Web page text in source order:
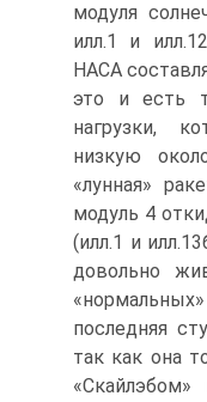
модуля
илл.1 и
НАСА
это и есть
нагрузки,
низкую
«лунная»
модуль 4
(илл.1 и
довольно
последняя
так как она